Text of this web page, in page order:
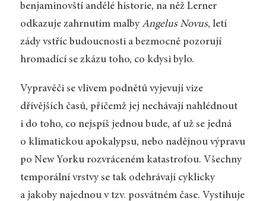
benjaminovští andělé historie, na něž Lerner
odkazuje zahrnutím malbyAngelus Novus, letí
zády vstříc budoucnosti a bezmocně pozorují
hromadící se zkázu toho, co kdysi bylo.
Vypravěči se vlivem podnětů vyjevují vize
dřívějších časů, přičemž jej nechávají nahlédnout
i do toho, co nejspíš jednou bude, ať už se jedná
o klimatickou apokalypsu, nebo nadějnou výpravu
po New Yorku rozvráceném katastrofou. Všechny
temporální vrstvy se tak odehrávají cyklicky
a jakoby najednou v tzv. posvátném čase. Vystihuje